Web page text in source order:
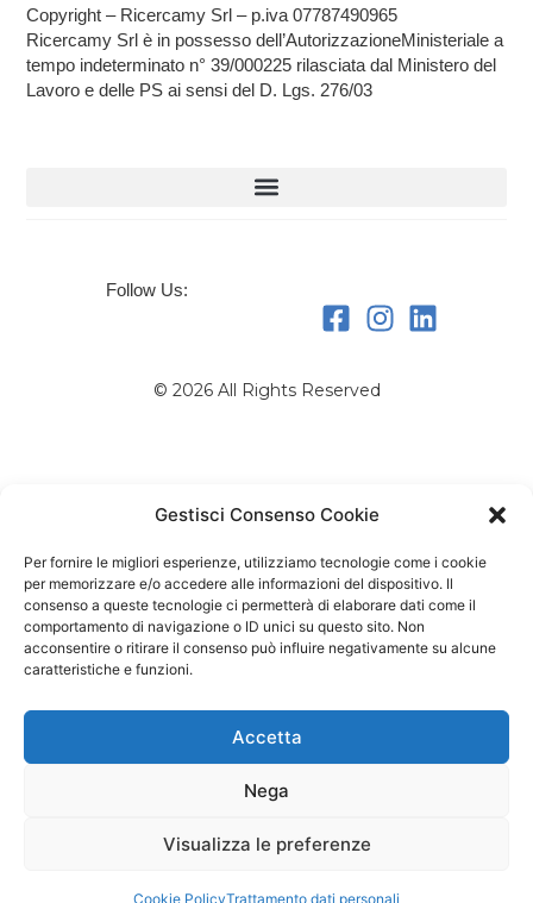
Gestisci Consenso Cookie
Per fornire le migliori esperienze, utilizziamo tecnologie come i cookie
per memorizzare e/o accedere alle informazioni del dispositivo. Il
consenso a queste tecnologie ci permetterà di elaborare dati come il
comportamento di navigazione o ID unici su questo sito. Non
acconsentire o ritirare il consenso può influire negativamente su alcune
caratteristiche e funzioni.
Accetta
Nega
Visualizza le preferenze
Cookie PolicyTrattamento dati personali
Copyright – Ricercamy Srl – p.iva 07787490965
Ricercamy Srl è in possesso dell’AutorizzazioneMinisteriale a
tempo indeterminato n° 39/000225 rilasciata dal Ministero del
Lavoro e delle PS ai sensi del D. Lgs. 276/03
Follow Us:
© 2026 All Rights Reserved